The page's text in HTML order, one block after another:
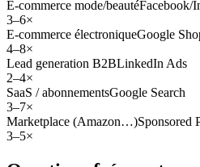
E-commerce mode/beautéFacebook/
3–6×
E-commerce électroniqueGoogle
4–8×
Lead generation B2BLinkedIn Ads
2–4×
SaaS / abonnementsGoogle Search
3–7×
Marketplace (Amazon…)Sponsored
3–5×